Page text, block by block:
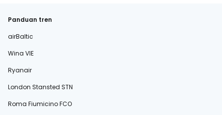
Panduan tren
airBaltic
Wina VIE
Ryanair
London Stansted STN
Roma Fiumicino FCO